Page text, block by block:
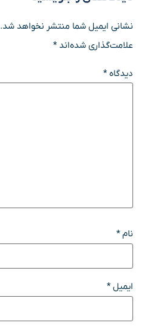
نشانی ایمیل شما منتشر نخواهد شد.
علامت‌گذاری شده‌اند*
دیدگاه*
نام*
ایمیل*